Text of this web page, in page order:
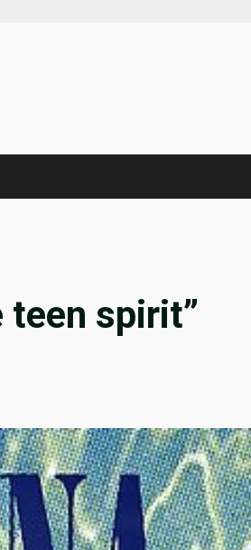
teen spirit”